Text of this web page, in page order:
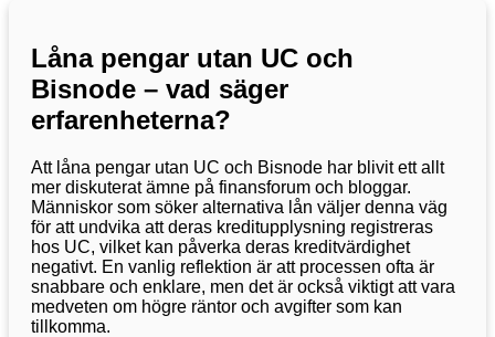
Låna pengar utan UC och
Bisnode – vad säger
erfarenheterna?
Att låna pengar utan UC och Bisnode har blivit ett allt
mer diskuterat ämne på finansforum och bloggar.
Människor som söker alternativa lån väljer denna väg
för att undvika att deras kreditupplysning registreras
hos UC, vilket kan påverka deras kreditvärdighet
negativt. En vanlig reflektion är att processen ofta är
snabbare och enklare, men det är också viktigt att vara
medveten om högre räntor och avgifter som kan
tillkomma.